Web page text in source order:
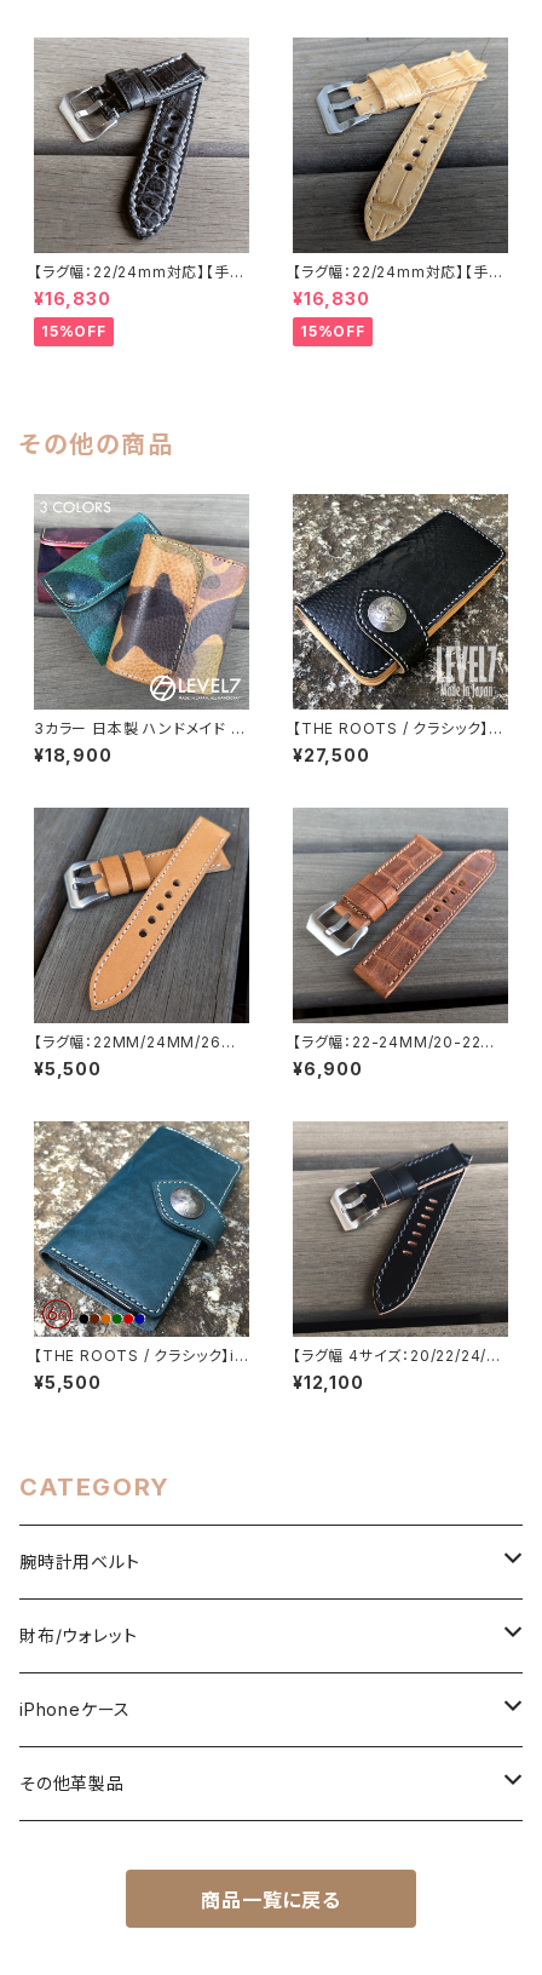
えベルト LEVEL7
ベルト LEVEL7
【ラグ幅：22/24mm対応】【手縫
い】【ストレート型】【子穴：円形】
【T2S-ALMBKWHs】アリゲー
ター 腹ワニ 半艶マットブラック
国産なめしの本革 下地 生成り
¥16,830
15%OFF
【ラグ幅：22/24mm対応】【手縫
い】【ストレート型】【子穴：円形】
【2PS-ALBEWHs】アリゲータ
ー 腹ワニ テイル部使用 ウィー
ト/ベージュ 国産なめしの本革
¥16,830
15%OFF
その他の商品
3カラー 日本製 ハンドメイド イ
タリア トスカーナ州のアッズーラ
社 エルヴァケーロ使用したコン
アップオイルレザー 100%フル
タンニンなめしのヌメ革 日本製
CW001-CAMO LEVEL7
¥18,900
【THE ROOTS / クラシック】長
財布 バックカット マットブラック
ダイヤモンドパイソン本革 手縫
YBK LEVEL7
¥27,500
【ラグ幅：22MM/24MM/26M
M対応】【一枚革/SP-1PNA】ハ
ンドメイド レザーベルト 国産な
ト LEVEL7
¥5,500
【ラグ幅：22-24MM/20-22M
M】型押しクロコダイル 国産オ
イルレザー×北米産ステア ヌメ
替えベルト SP-H002VICRO-
BRYE
¥6,900
【THE ROOTS / クラシック】iP
hone各種対応 手帳型 6カラー
ステア オイルスムース ヌメ革 コ
¥5,500
【ラグ幅 4サイズ：20/22/24/26
対応】【STP-2PCDBKBK】【子
穴：楕円】 コードバン 蝋引き茶
¥12,100
CATEGORY
腕時計用ベルト
ミシン仕立て（牛ヌメ革）
一枚革仕立て（ストレート型）
ストレート型
手縫い仕立て（牛ヌメ革）
ワニ革（アリゲーター/クロコ）
Apple Watch用ベルト
財布/ウォレット
TRACKER WALLET（トラッカーウォレット）
LONG（ロング）
ROOTs（Heritage Collection）
STANDARD WALLET（スタンダードウォレット）
iPhoneケース
スタンダード
その他革製品
スタンダード/パイソン
商品一覧に戻る